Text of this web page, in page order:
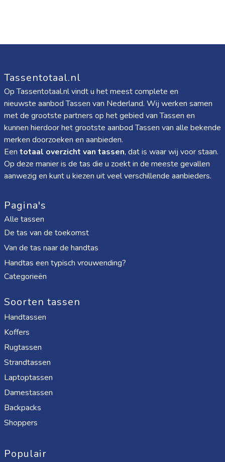
Tassentotaal.nl
Op Tassentotaal.nl vindt u het meest complete en
nieuwste aanbod Tassen van Nederland. Wij werken samen
met de grootste partners op het gebied van Tassen en
kunnen hierdoor het grootste aanbod Tassen van alle bekende
merken doorzoeken en aanbieden.
Een totaal overzicht van tassen, dat is waar wij voor staan.
Op deze manier is de tas die u zoekt in de meeste gevallen
aanwezig en kunt u kiezen uit veel verschillende aanbieders.
Pagina's
Alle tassen
De tas van de toekomst
Van de tas naar de handtas
Handtas een typisch vrouwending?
Categorieën
Soorten tassen
Handtassen
Koffers
Rugtassen
Strandtassen
Laptoptassen
Damestassen
Backpacks
Shoppers
Populair